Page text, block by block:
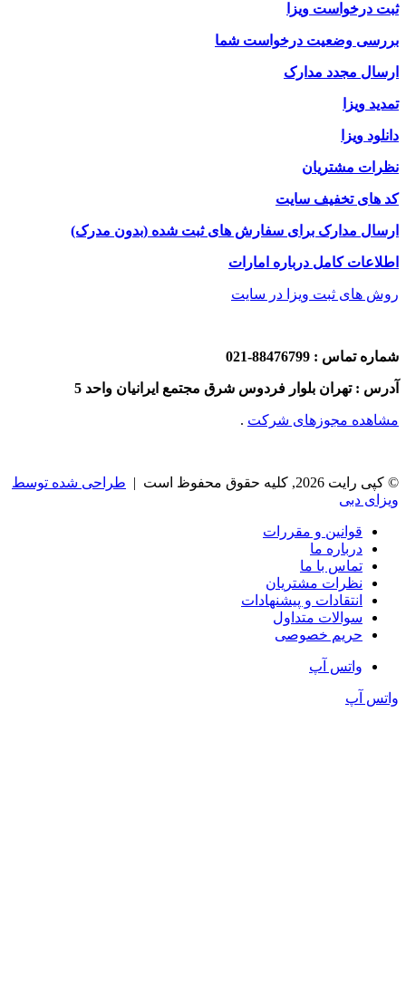
ثبت درخواست ویزا
بررسی وضعیت درخواست شما
ارسال مجدد مدارک
تمدید ویزا
دانلود ویزا
نظرات مشتریان
کد های تخفیف سایت
ارسال مدارک برای سفارش های ثبت شده (بدون مدرک)
اطلاعات کامل درباره امارات
روش های ثبت ویزا در سایت
شماره تماس : 88476799-021
آدرس : تهران بلوار فردوس شرق مجتمع ایرانیان واحد 5
مشاهده مجوزهای شرکت .
© کپی رایت 2026, کلیه حقوق محفوظ است |
طراحی شده توسط
ویزای دبی
قوانین و مقررات
درباره ما
تماس با ما
نظرات مشتریان
انتقادات و پیشنهادات
سوالات متداول
حریم خصوصی
واتس آپ
واتس آپ